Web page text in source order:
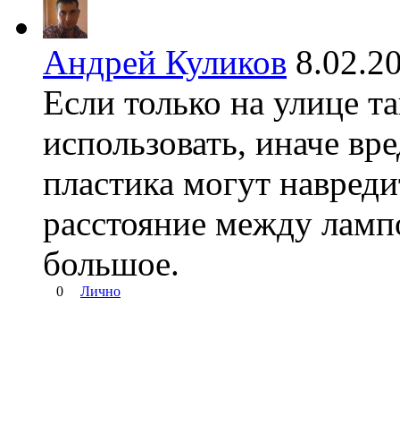
Андрей Куликов
Если только на улице
использовать, иначе
пластика могут
расстояние между
большое.
0 Лично